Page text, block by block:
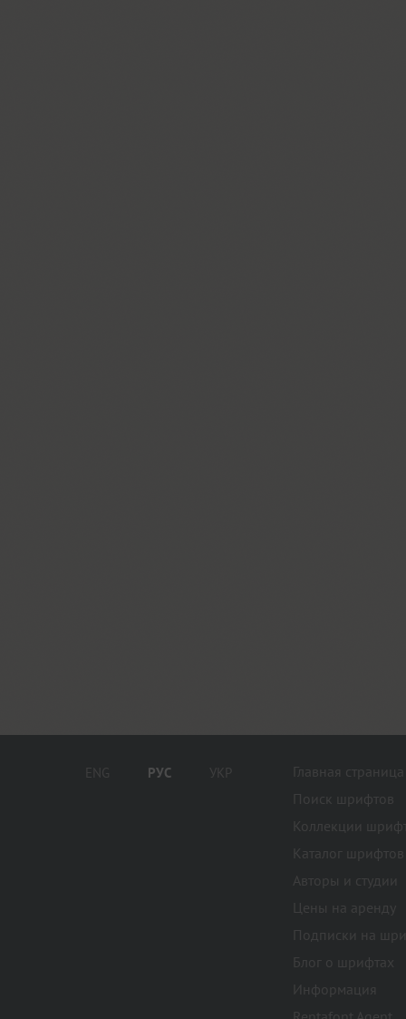
ENG РУС УКР
Главная страница
Поиск шрифтов
Коллекции
Каталог шрифтов
Авторы и студии
Цены на аренду
Подписки на
Блог о шрифтах
Информация